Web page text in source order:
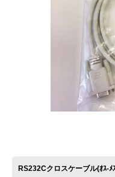
RS232Cクロスケーブル(ｵｽ-